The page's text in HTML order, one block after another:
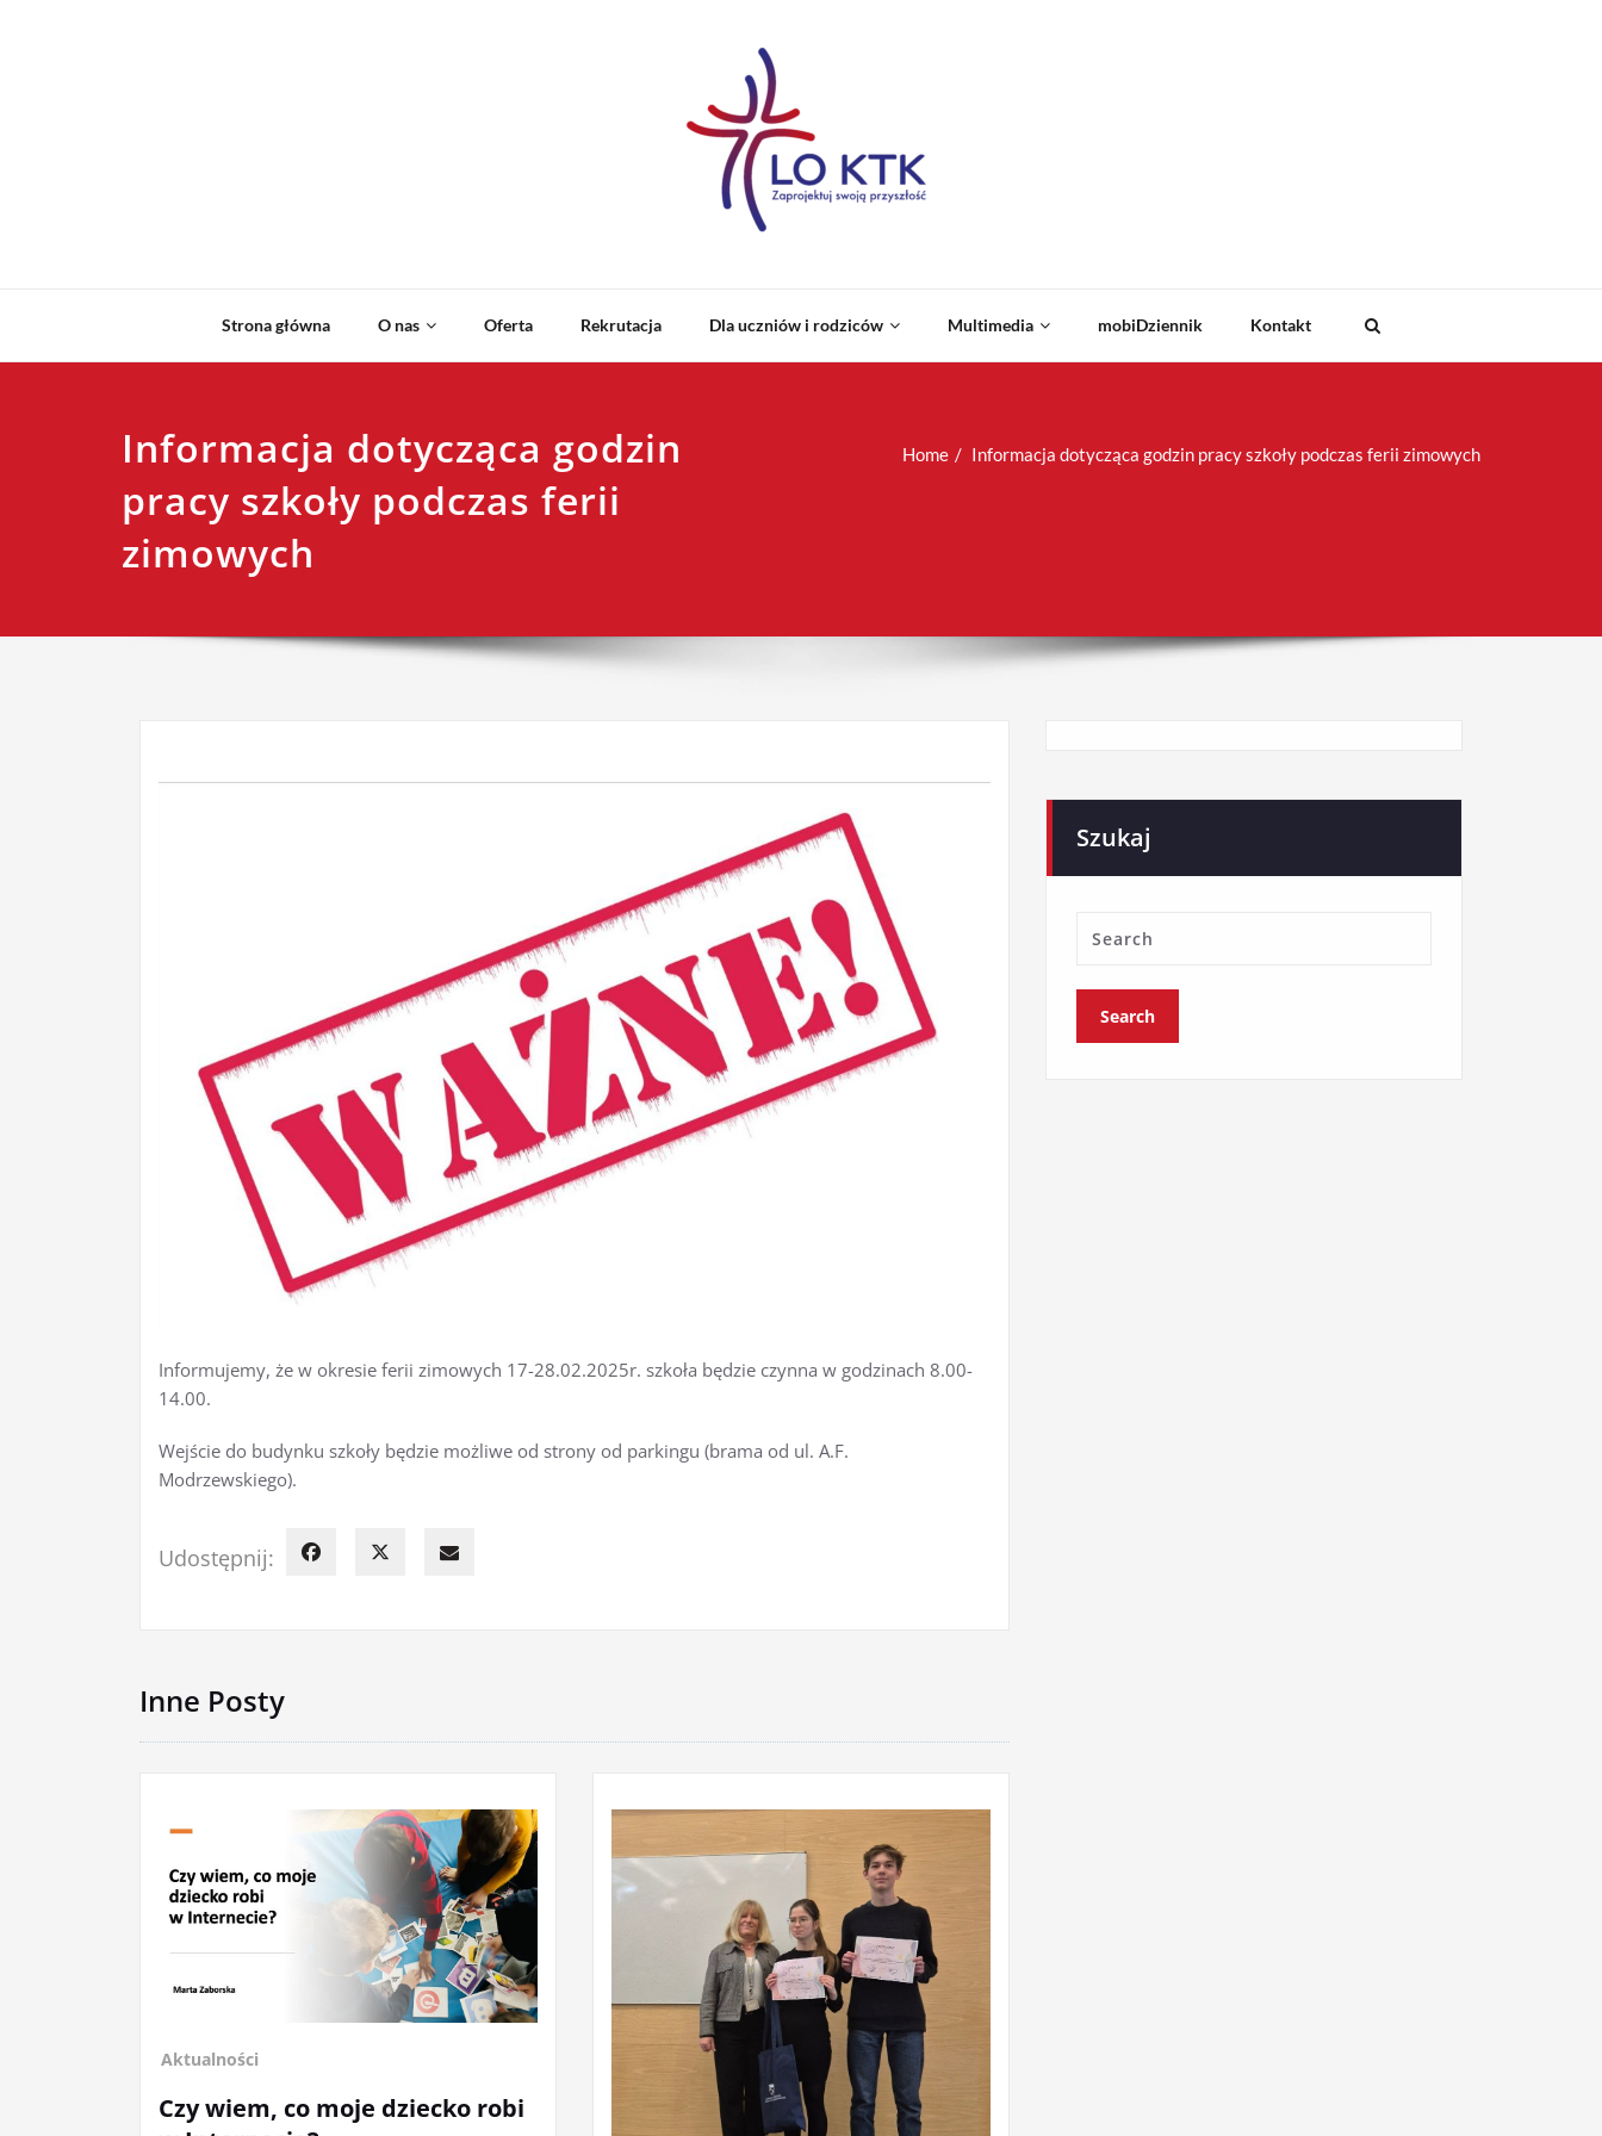
Strona główna O nas Oferta Rekrutacja Dla uczniów i rodziców Multimedia mobiDziennik Kontakt
Informacja dotycząca godzin
pracy szkoły podczas ferii
zimowych
Home Informacja dotycząca godzin pracy szkoły podczas ferii zimowych
Informujemy, że w okresie ferii zimowych 17-28.02.2025r. szkoła będzie czynna w godzinach 8.00-
14.00.
Wejście do budynku szkoły będzie możliwe od strony od parkingu (brama od ul. A.F.
Modrzewskiego).
Udostępnij:
Inne Posty
moje dziecko robi
Aktualności
Zapraszamy na koncert
Szukaj